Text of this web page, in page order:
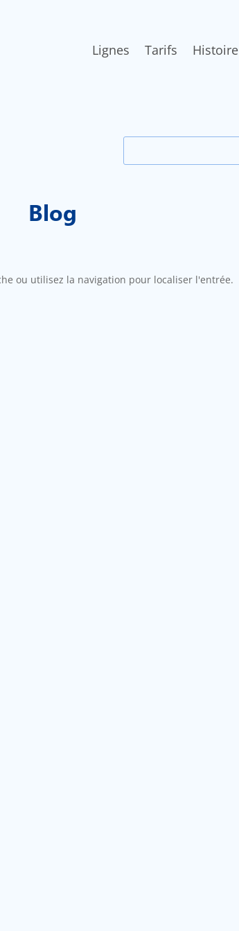
Lignes Tarifs Histoire
Blog
ou utilisez la navigation pour localiser l'entrée.